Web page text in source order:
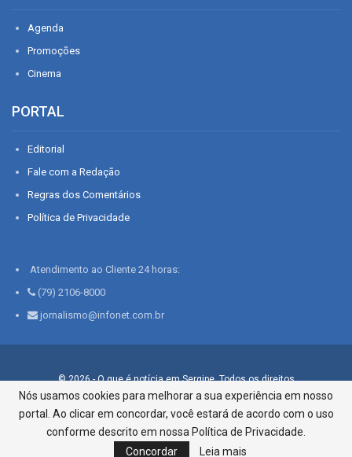
Agenda
Promoções
Cinema
PORTAL
Editorial
Fale com a Redação
Regras dos Comentários
Política de Privacidade
Atendimento ao Cliente 24 horas:
(79) 2106-8000
jornalismo@infonet.com.br
© 2026 - O que é notícia em Sergipe. Todos os direitos
reservados.
Infonet - Rua Monsenhor Silveira 276, Bairro São José |
Aracaju-SE, CEP 49015-030, Fone: 79.2106.8000 - CI Centro de
Informações LTDA
Nós usamos cookies para melhorar a sua experiência em nosso
portal. Ao clicar em concordar, você estará de acordo com o uso
conforme descrito em nossa Política de Privacidade.
Concordar
Leia mais